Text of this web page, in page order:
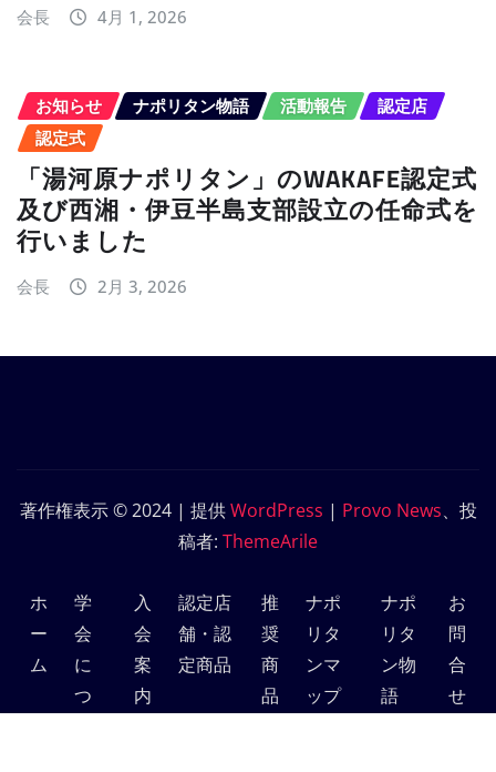
会長 4月 1, 2026
お知らせ ナポリタン物語 活動報告
認定店
認定式
「湯河原ナポリタン」のWAKAFE認定式
及び西湘・伊豆半島支部設立の任命式を
行いました
会長 2月 3, 2026
著作権表示 © 2024 | 提供WordPress | Provo News、投
稿者: ThemeArile
ホ
ー
ム
学
会
に
つ
入
会
案
内
認定店
舗・認
定商品
推
奨
商
品
ナポ
リタ
ンマ
ップ
ナポ
リタ
ン物
語
お
問
合
せ